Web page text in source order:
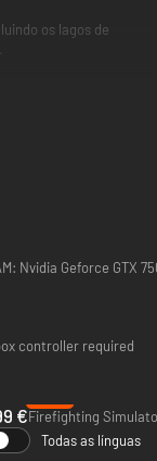
os lagos de
licenciados,
espécies de peixes,
que é afetado por
Nvidia Geforce GTX
controller required
€
Todas as línguas